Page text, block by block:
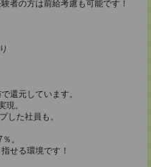
者の方は前給考慮も可能です！
還元しています。
現。
した社員も。
。
せる環境です！